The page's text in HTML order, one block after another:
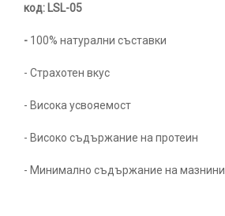
код: LSL-05
- 100% натурални съставки
- Страхотен вкус
- Висока усвояемост
- Високо съдържание на протеин
- Минимално съдържание на мазнини